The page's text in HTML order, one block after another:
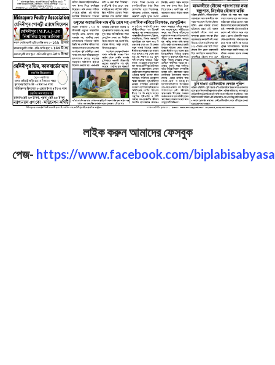
লাইক করুন আমাদের ফেসবুক
পেজ- https://www.facebook.com/